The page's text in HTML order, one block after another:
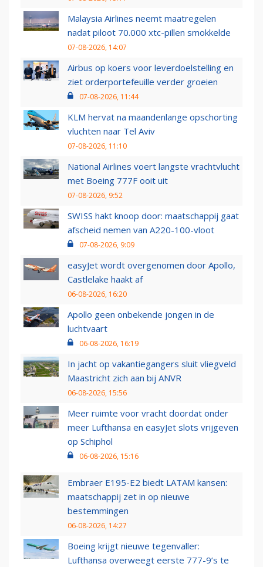
Malaysia Airlines neemt maatregelen
nadat piloot 70.000 xtc-pillen smokkelde
07-08-2026, 14:07
Airbus op koers voor leverdoelstelling en
ziet orderportefeuille verder groeien
07-08-2026, 11:44
KLM hervat na maandenlange opschorting
vluchten naar Tel Aviv
07-08-2026, 11:10
National Airlines voert langste vrachtvlucht
met Boeing 777F ooit uit
07-08-2026, 9:52
SWISS hakt knoop door: maatschappij gaat
afscheid nemen van A220-100-vloot
07-08-2026, 9:09
easyJet wordt overgenomen door Apollo,
Castlelake haakt af
06-08-2026, 16:20
Apollo geen onbekende jongen in de
luchtvaart
06-08-2026, 16:19
In jacht op vakantiegangers sluit vliegveld
Maastricht zich aan bij ANVR
06-08-2026, 15:56
Meer ruimte voor vracht doordat onder
meer Lufthansa en easyJet slots vrijgeven
op Schiphol
06-08-2026, 15:16
Embraer E195-E2 biedt LATAM kansen:
maatschappij zet in op nieuwe
bestemmingen
06-08-2026, 14:27
Boeing krijgt nieuwe tegenvaller:
Lufthansa overweegt eerste 777-9’s te